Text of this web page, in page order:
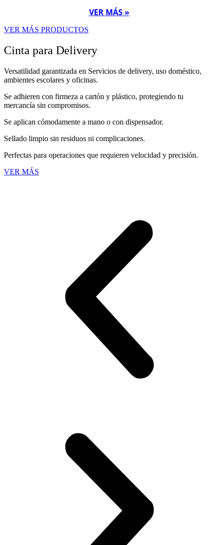
VER MÁS »
VER MÁS PRODUCTOS
Cinta para Delivery
Versatilidad garantizada en Servicios de delivery, uso doméstico,
ambientes escolares y oficinas.
Se adhieren con firmeza a cartón y plástico, protegiendo tu
mercancía sin compromisos.
Se aplican cómodamente a mano o con dispensador.
Sellado limpio sin residuos ni complicaciones.
Perfectas para operaciones que requieren velocidad y precisión.
VER MÁS